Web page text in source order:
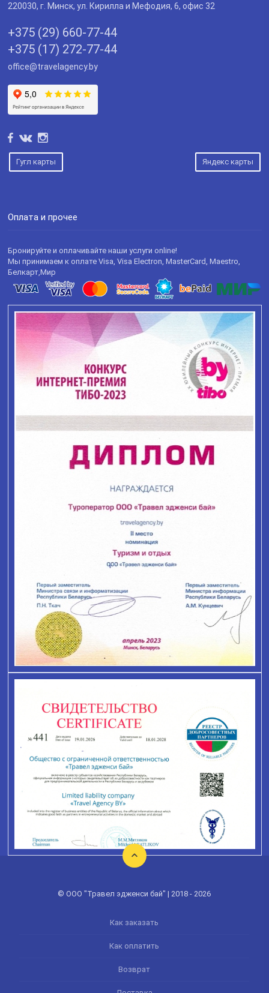
220030, г. Минск, ул. Кирилла и Мефодия, 6, офис 32
+375 (29) 660-77-44
+375 (17) 272-77-44
office@travelagency.by
Гугл карты Яндекс карты
Оплата и прочее
Бронируйте и оплачивайте наши услуги online!
Мы принимаем к оплате Visa, Visa Electron, MasterCard, Maestro,
Белкарт,Мир
© ООО "Травел эдженси бай" | 2018 - 2026
Как заказать
Как оплатить
Возврат